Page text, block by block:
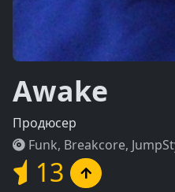
Awake
Продюсер
Funk, Breakcore,
13